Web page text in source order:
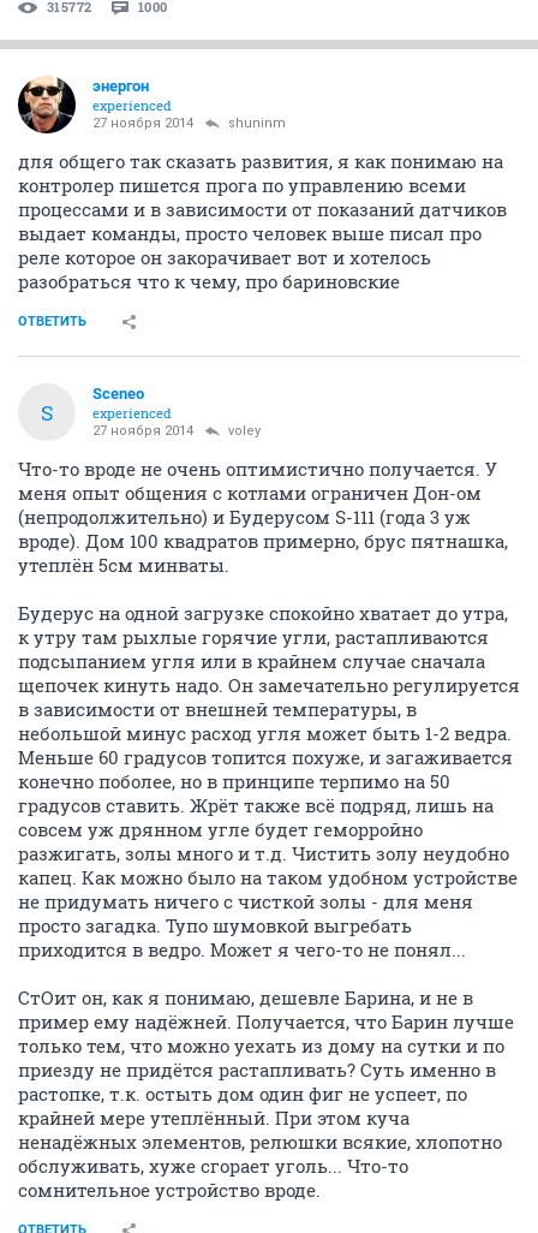
315772 1000
энергон
experienced
27 ноября 2014 shuninm
для общего так сказать развития, я как понимаю на
контролер пишется прога по управлению всеми
процессами и в зависимости от показаний датчиков
выдает команды, просто человек выше писал про
реле которое он закорачивает вот и хотелось
разобраться что к чему, про бариновские
ОТВЕТИТЬ
S
Sceneo
experienced
27 ноября 2014 voley
Что-то вроде не очень оптимистично получается. У
меня опыт общения с котлами ограничен Дон-ом
(непродолжительно) и Будерусом S-111 (года 3 уж
вроде). Дом 100 квадратов примерно, брус пятнашка,
утеплён 5см минваты.
Будерус на одной загрузке спокойно хватает до утра,
к утру там рыхлые горячие угли, растапливаются
подсыпанием угля или в крайнем случае сначала
щепочек кинуть надо. Он замечательно регулируется
в зависимости от внешней температуры, в
небольшой минус расход угля может быть 1-2 ведра.
Меньше 60 градусов топится похуже, и загаживается
конечно поболее, но в принципе терпимо на 50
градусов ставить. Жрёт также всё подряд, лишь на
совсем уж дрянном угле будет геморройно
разжигать, золы много и т.д. Чистить золу неудобно
капец. Как можно было на таком удобном устройстве
не придумать ничего с чисткой золы - для меня
просто загадка. Тупо шумовкой выгребать
приходится в ведро. Может я чего-то не понял...
СтОит он, как я понимаю, дешевле Барина, и не в
пример ему надёжней. Получается, что Барин лучше
только тем, что можно уехать из дому на сутки и по
приезду не придётся растапливать? Суть именно в
растопке, т.к. остыть дом один фиг не успеет, по
крайней мере утеплённый. При этом куча
ненадёжных элементов, релюшки всякие, хлопотно
обслуживать, хуже сгорает уголь... Что-то
сомнительное устройство вроде.